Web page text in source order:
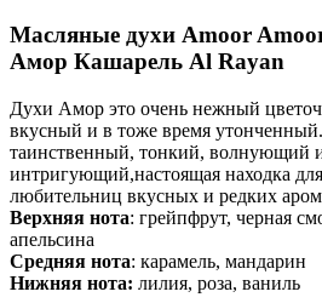
Масляные духи Amoor
Амор Кашарель Al Rayan
Духи Амор это очень нежный
вкусный и в тоже время
таинственный, тонкий, волнующий
интригующий,настоящая находка
любительниц вкусных и редких
Верхняя нота: грейпфрут, черная
апельсина
Средняя нота: карамель, мандарин
Нижняя нота: лилия, роза, ваниль